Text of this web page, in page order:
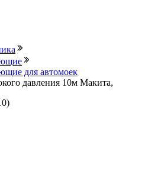
для автомоек
давления 10м Макита,